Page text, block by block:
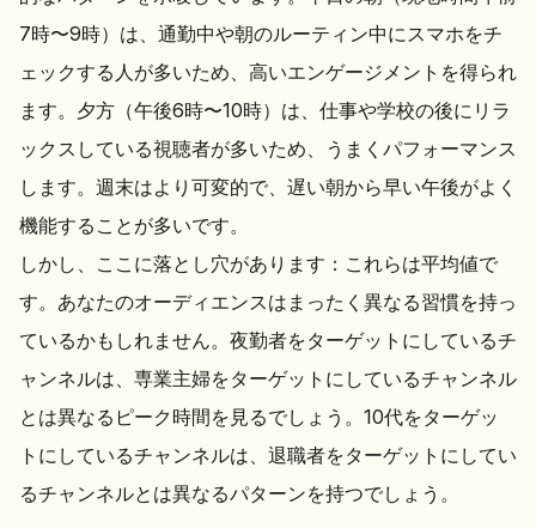
7時〜9時）は、通勤中や朝のルーティン中にスマホをチ
ェックする人が多いため、高いエンゲージメントを得られ
ます。夕方（午後6時〜10時）は、仕事や学校の後にリラ
ックスしている視聴者が多いため、うまくパフォーマンス
します。週末はより可変的で、遅い朝から早い午後がよく
機能することが多いです。
しかし、ここに落とし穴があります：これらは平均値で
す。あなたのオーディエンスはまったく異なる習慣を持っ
ているかもしれません。夜勤者をターゲットにしているチ
ャンネルは、専業主婦をターゲットにしているチャンネル
とは異なるピーク時間を見るでしょう。10代をターゲッ
トにしているチャンネルは、退職者をターゲットにしてい
るチャンネルとは異なるパターンを持つでしょう。